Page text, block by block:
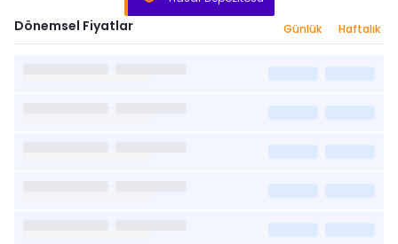
Dönemsel Fiyatlar Günlük Haftalık